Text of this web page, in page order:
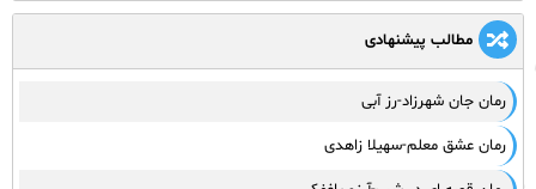
مطالب پیشنهادی
رمان جان شهرزاد-رز آبی
رمان عشق معلم-سهیلا زاهدی